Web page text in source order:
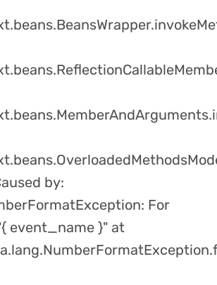
by:
For
event_name }" at